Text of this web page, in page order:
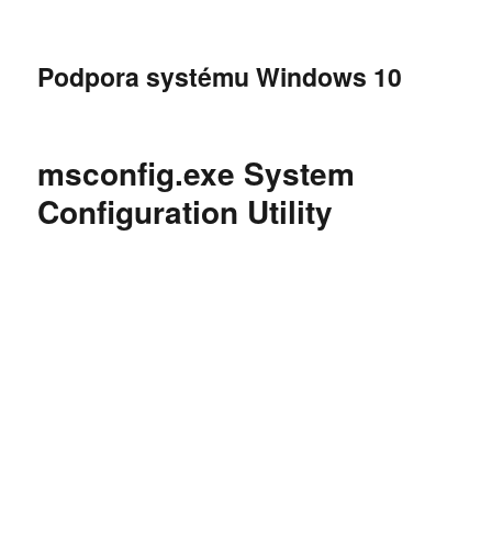
Podpora systému Windows 10
msconfig.exe System
Configuration Utility